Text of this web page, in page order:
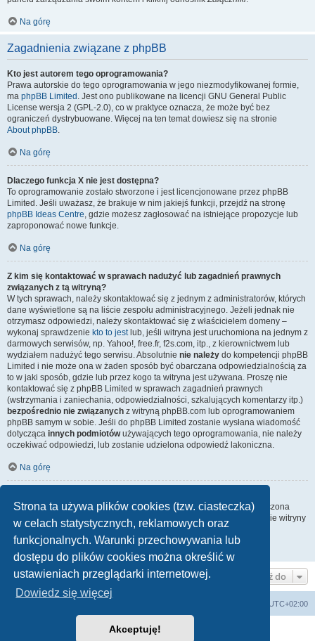
Strona ta używa plików cookies (tzw. ciasteczka)
w celach statystycznych, reklamowych oraz
funkcjonalnych. Warunki przechowywania lub
dostępu do plików cookies można określić w
ustawieniach przeglądarki internetowej.
Dowiedz się więcej
Akceptuję!
Na górę
Zagadnienia związane z phpBB
Kto jest autorem tego oprogramowania?
Prawa autorskie do tego oprogramowania w jego niezmodyfikowanej formie,
ma phpBB Limited . Jest ono publikowane na licencji GNU General Public
License wersja 2 (GPL-2.0), co w praktyce oznacza, że może być bez
ograniczeń dystrybuowane. Więcej na ten temat dowiesz się na stronie
About phpBB.
Na górę
Dlaczego funkcja X nie jest dostępna?
To oprogramowanie zostało stworzone i jest licencjonowane przez phpBB
Limited. Jeśli uważasz, że brakuje w nim jakiejś funkcji, przejdź na stronę
phpBB Ideas Centre, gdzie możesz zagłosować na istniejące propozycje lub
zaproponować nowe funkcje.
Na górę
Z kim się kontaktować w sprawach nadużyć lub zagadnień prawnych
związanych z tą witryną?
W tych sprawach, należy skontaktować się z jednym z administratorów, których
dane wyświetlone są na liście zespołu administracyjnego. Jeżeli jednak nie
otrzymasz odpowiedzi, należy skontaktować się z właścicielem domeny –
wykonaj sprawdzenie kto to jestlub, jeśli witryna jest uruchomiona na jednym z
darmowych serwisów, np. Yahoo!, free.fr, f2s.com, itp., z kierownictwem lub
wydziałem nadużyć tego serwisu. Absolutnie nie należy do kompetencji phpBB
Limited i nie może ona w żaden sposób być obarczana odpowiedzialnością za
to w jaki sposób, gdzie lub przez kogo ta witryna jest używana. Proszę nie
kontaktować się z phpBB Limited w sprawach zagadnień prawnych
(wstrzymania i zaniechania, odpowiedzialności, szkalujących komentarzy itp.)
bezpośrednio nie związanych z witryną phpBB.com lub oprogramowaniem
phpBB samym w sobie. Jeśli do phpBB Limited zostanie wysłana wiadomość
dotycząca innych podmiotówużywających tego oprogramowania, nie należy
oczekiwać odpowiedzi, lub zostanie udzielona odpowiedź lakoniczna.
Na górę
Wszyscy użytkownicy witryny mogą używać – jeśli funkcja ta jest włączona
przez administratora witryny – formularza „Kontakt z nami”. Członkowie witryny
mogą także używać odnośnika „Zespół administracyjny”.
Na górę
Przejdź do
UTC+02:00
Technologię dostarczaphpBB® Forum Software © phpBB Limited